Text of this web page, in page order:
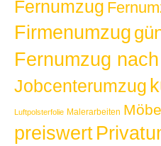
Fernumzug
Firmenumzug
Fernumzug
Jobcenterumzug
Luftpolsterfolie Malerarbeiten
preiswert